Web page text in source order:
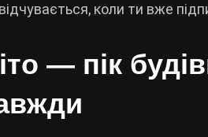
коли ти вже
— пік